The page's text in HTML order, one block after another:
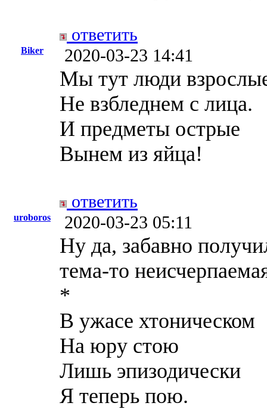
ответить
Biker 2020-03-23 14:41
Мы тут люди
Не взбледнем с лица.
И предметы острые
Вынем из яйца!
ответить
uroboros 2020-03-23 05:11
Ну да, забавно
тема-то
*
В ужасе хтоническом
На юру стою
Лишь эпизодически
Я теперь пою.